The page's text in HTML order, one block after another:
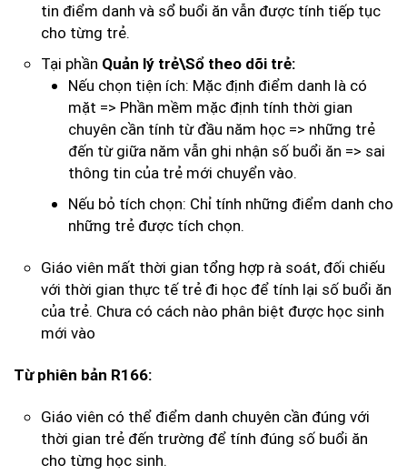
tin điểm danh và sổ buổi ăn vẫn được tính tiếp tục
cho từng trẻ.
Tại phần Quản lý trẻ\Sổ theo dõi trẻ:
Nếu chọn tiện ích: Mặc định điểm danh là có
mặt => Phần mềm mặc định tính thời gian
chuyên cần tính từ đầu năm học => những trẻ
đến từ giữa năm vẫn ghi nhận số buổi ăn => sai
thông tin của trẻ mới chuyển vào.
Nếu bỏ tích chọn: Chỉ tính những điểm danh cho
những trẻ được tích chọn.
Giáo viên mất thời gian tổng hợp rà soát, đối chiếu
với thời gian thực tế trẻ đi học để tính lại số buổi ăn
của trẻ. Chưa có cách nào phân biệt được học sinh
mới vào
Từ phiên bản R166:
Giáo viên có thể điểm danh chuyên cần đúng với
thời gian trẻ đến trường để tính đúng số buổi ăn
cho từng học sinh.